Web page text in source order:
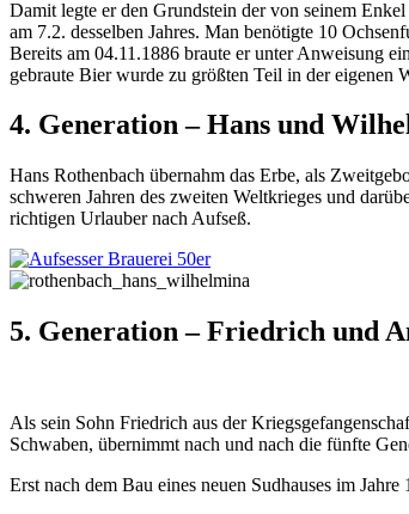
Damit legte er den Grundstein der von seinem
am 7.2. desselben Jahres. Man benötigte 10
Bereits am 04.11.1886 braute er unter Anweisung
gebraute Bier wurde zu größten Teil in der eigenen
4. Generation – Hans und
Hans Rothenbach übernahm das Erbe, als
schweren Jahren des zweiten Weltkrieges und
richtigen Urlauber nach Aufseß.
5. Generation – Friedrich und
Als sein Sohn Friedrich aus der
Schwaben, übernimmt nach und nach die fünfte
Erst nach dem Bau eines neuen Sudhauses im